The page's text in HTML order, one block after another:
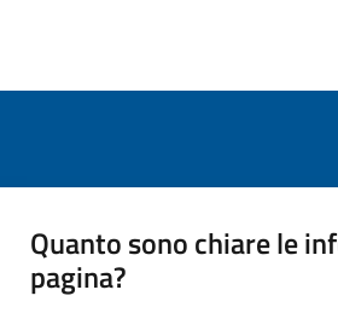
Quanto sono chiare le
pagina?